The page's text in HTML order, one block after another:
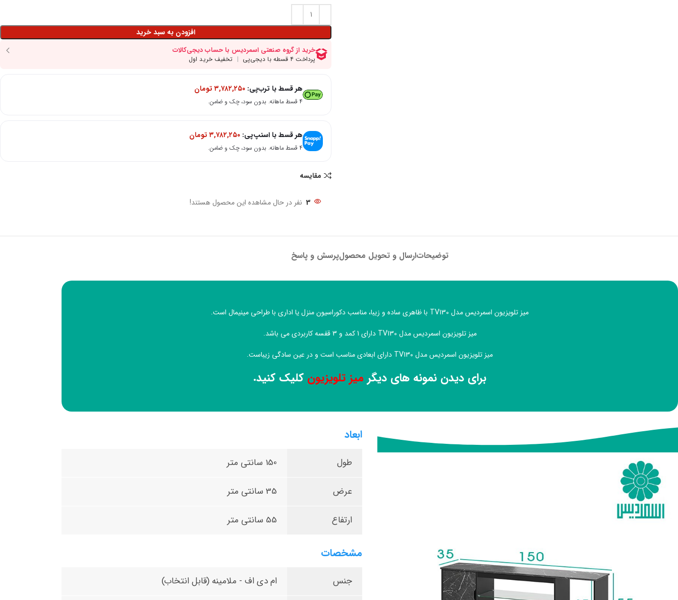
افزودن به سبد خرید
هر قسط با ترب‌پی: ۳,۷۸۲,۲۵۰ تومان
۴ قسط ماهانه. بدون سود، چک و ضامن.
هر قسط با اسنپ‌پی: ۳,۷۸۲,۲۵۰ تومان
۴ قسط ماهانه. بدون سود، چک و ضامن.
مقایسه
3 نفر در حال مشاهده این محصول هستند!
توضیحاتارسال و تحویل محصولپرسش و پاسخ
میز تلویزیون اسمردیس مدل TV130 با ظاهری ساده و زیبا، مناسب دکوراسیون منزل یا اداری با طراحی مینیمال است.
میز تلویزیون اسمردیس مدل TV130 دارای 1 کمد و 3 قفسه کاربردی می باشد.
میز تلویزیون اسمردیس مدل TV130 دارای ابعادی مناسب است و در عین سادگی زیباست.
برای دیدن نمونه های دیگر میز تلویزیون کلیک کنید.
ابعاد
طول 150 سانتی متر
عرض 35 سانتی متر
ارتفاع 55 سانتی متر
مشخصات
جنس ام دی اف - ملامینه (قابل انتخاب)